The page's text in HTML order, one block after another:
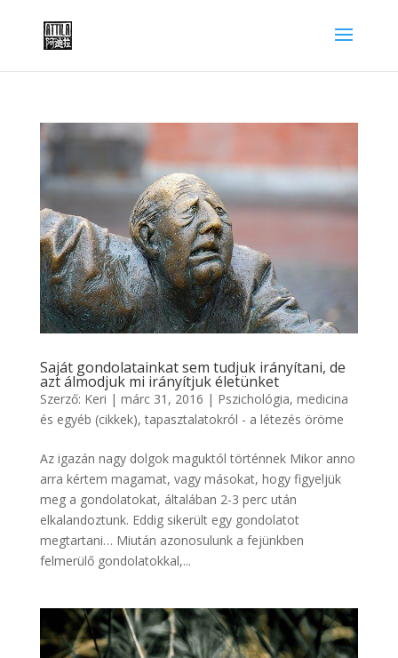
Saját gondolatainkat sem tudjuk irányítani, de
azt álmodjuk mi irányítjuk életünket
Szerző: Keri | márc 31, 2016 | Pszichológia, medicina
és egyéb (cikkek),tapasztalatokról - a létezés öröme
Az igazán nagy dolgok maguktól történnek Mikor anno
arra kértem magamat, vagy másokat, hogy figyeljük
meg a gondolatokat, általában 2-3 perc után
elkalandoztunk. Eddig sikerült egy gondolatot
megtartani… Miután azonosulunk a fejünkben
felmerülő gondolatokkal,...